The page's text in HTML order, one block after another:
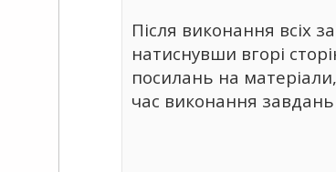
Після виконання всіх
натиснувши вгорі
посилань на
час виконання завдань